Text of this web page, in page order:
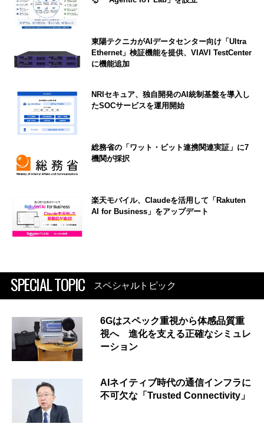
東陽テクニカがAIデータセンター向け「Ultra
Ethernet」検証機能を提供、VIAVI TestCenter
に機能追加
NRIセキュア、独自開発のAI統制基盤を導入し
たSOCサービスを運用開始
総務省の「ワット・ビット連携関連実証」に7
機関が採択
楽天モバイル、Claudeを活用して「Rakuten
AI for Business」をアップデート
SPECIAL TOPIC スペシャルトピック
6Gはスペック重視から体感品質重
視へ 進化を支える正確なシミュレ
ーション
AIネイティブ時代の通信インフラに
不可欠な「Trusted Connectivity」